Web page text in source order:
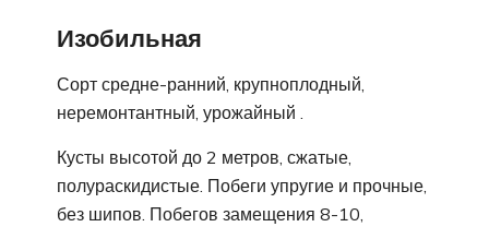
Изобильная
Сорт средне-ранний, крупноплодный,
неремонтантный, урожайный .
Кусты высотой до 2 метров, сжатые,
полураскидистые. Побеги упругие и прочные,
без шипов. Побегов замещения 8-10,